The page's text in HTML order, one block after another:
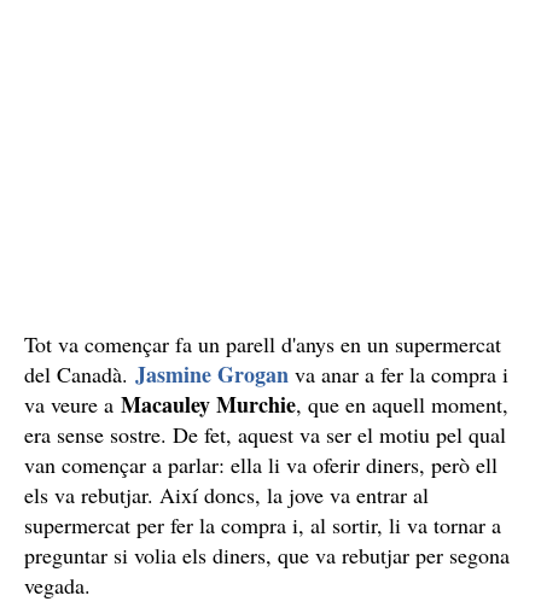
Tot va començar fa un parell d'anys en un supermercat
del Canadà. Jasmine Grogan va anar a fer la compra i
va veure a Macauley Murchie, que en aquell moment,
era sense sostre. De fet, aquest va ser el motiu pel qual
van començar a parlar: ella li va oferir diners, però ell
els va rebutjar. Així doncs, la jove va entrar al
supermercat per fer la compra i, al sortir, li va tornar a
preguntar si volia els diners, que va rebutjar per segona
vegada.